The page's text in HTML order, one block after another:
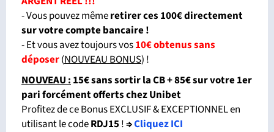
- Vous pouvez mêmeretirer ces 100€ directement
sur votre compte bancaire !
- Et vous avez toujours vos10€ obtenus sans
déposer(NOUVEAU BONUS) !
NOUVEAU :15€ sans sortir la CB + 85€ sur votre 1er
pari forcément offerts chez Unibet
Profitez de ce Bonus EXCLUSIF & EXCEPTIONNEL en
utilisant le codeRDJ15!⇒Cliquez ICI